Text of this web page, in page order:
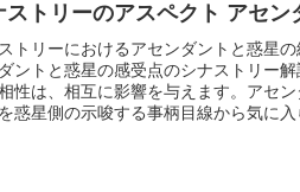
ストリーのアスペクト アセン
トリーにおけるアセンダントと惑星
ントと惑星の感受点のシナストリー
性は、相互に影響を与えます。アセ
惑星側の示唆する事柄目線から気に